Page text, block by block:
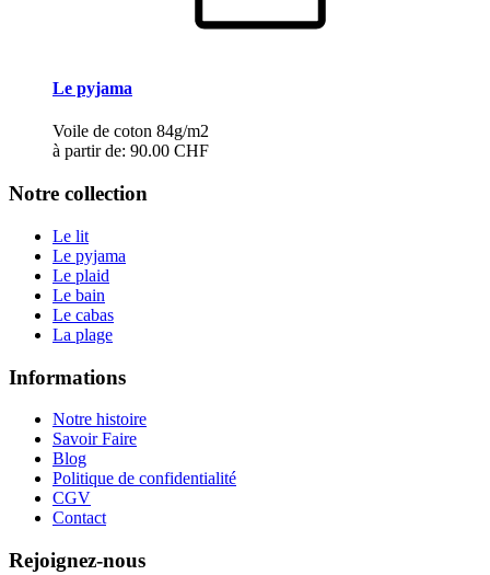
Le pyjama
Voile de coton 84g/m2
à partir de: 90.00 CHF
Notre collection
Le lit
Le pyjama
Le plaid
Le bain
Le cabas
La plage
Informations
Notre histoire
Savoir Faire
Blog
Politique de confidentialité
CGV
Contact
Rejoignez-nous